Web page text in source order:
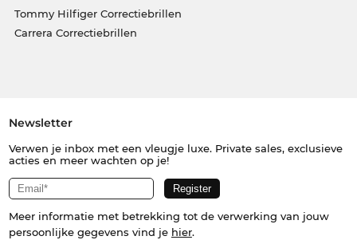
Tommy Hilfiger Correctiebrillen
Carrera Correctiebrillen
Newsletter
Verwen je inbox met een vleugje luxe. Private sales, exclusieve
acties en meer wachten op je!
Meer informatie met betrekking tot de verwerking van jouw
persoonlijke gegevens vind je hier.